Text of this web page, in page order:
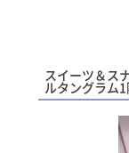
スイーツ＆ス
ルタングラム1